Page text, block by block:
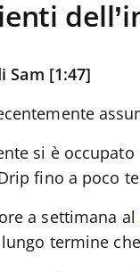
Sam [1:47]
si è
fino a poco
a settimana al
termine